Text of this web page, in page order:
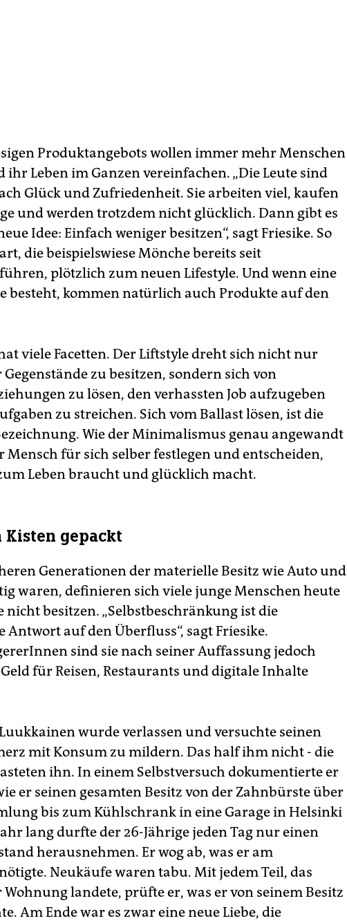
Produktangebots wollen immer mehr Menschen
Leben im Ganzen vereinfachen. „Die Leute sind
Glück und Zufriedenheit. Sie arbeiten viel, kaufen
und werden trotzdem nicht glücklich. Dann gibt es
Idee: Einfach weniger besitzen“, sagt Friesike. So
die beispielswiese Mönche bereits seit
plötzlich zum neuen Lifestyle. Und wenn eine
besteht, kommen natürlich auch Produkte auf den
viele Facetten. Der Liftstyle dreht sich nicht nur
zu besitzen, sondern sich von
zu lösen, den verhassten Job aufzugeben
zu streichen. Sich vom Ballast lösen, ist die
Wie der Minimalismus genau angewandt
für sich selber festlegen und entscheiden,
Leben braucht und glücklich macht.
gepackt
Generationen der materielle Besitz wie Auto und
waren, definieren sich viele junge Menschen heute
nicht besitzen. „Selbstbeschränkung ist die
Antwort auf den Überfluss“, sagt Friesike.
sind sie nach seiner Auffassung jedoch
für Reisen, Restaurants und digitale Inhalte
wurde verlassen und versuchte seinen
mit Konsum zu mildern. Das half ihm nicht - die
ihn. In einem Selbstversuch dokumentierte er
er seinen gesamten Besitz von der Zahnbürste über
bis zum Kühlschrank in eine Garage in Helsinki
lang durfte der 26-Jährige jeden Tag nur einen
herausnehmen. Er wog ab, was er am
Neukäufe waren tabu. Mit jedem Teil, das
landete, prüfte er, was er von seinem Besitz
Am Ende war es zwar eine neue Liebe, die